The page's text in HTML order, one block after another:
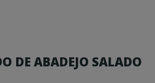
DE ABADEJO SALADO